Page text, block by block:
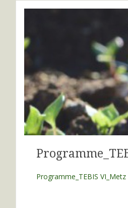
contenu
Programme_TEBIS VI_Metz